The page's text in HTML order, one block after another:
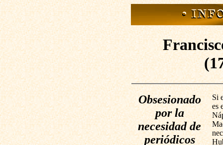
Obsesionado
por la
necesidad de
periódicos
Si
es